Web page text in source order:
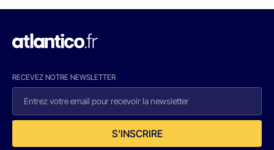
RECEVEZ NOTRE NEWSLETTER
S'INSCRIRE